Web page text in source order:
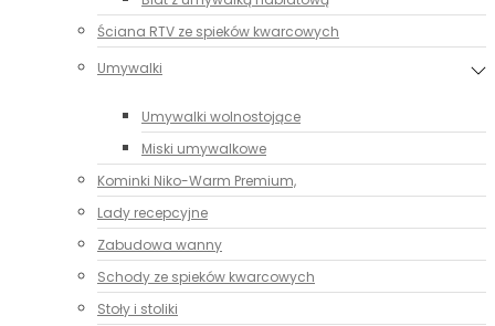
Ściana RTV ze spieków kwarcowych
Umywalki
Umywalki wolnostojące
Miski umywalkowe
Kominki Niko-Warm Premium,
Lady recepcyjne
Zabudowa wanny
Schody ze spieków kwarcowych
Stoły i stoliki